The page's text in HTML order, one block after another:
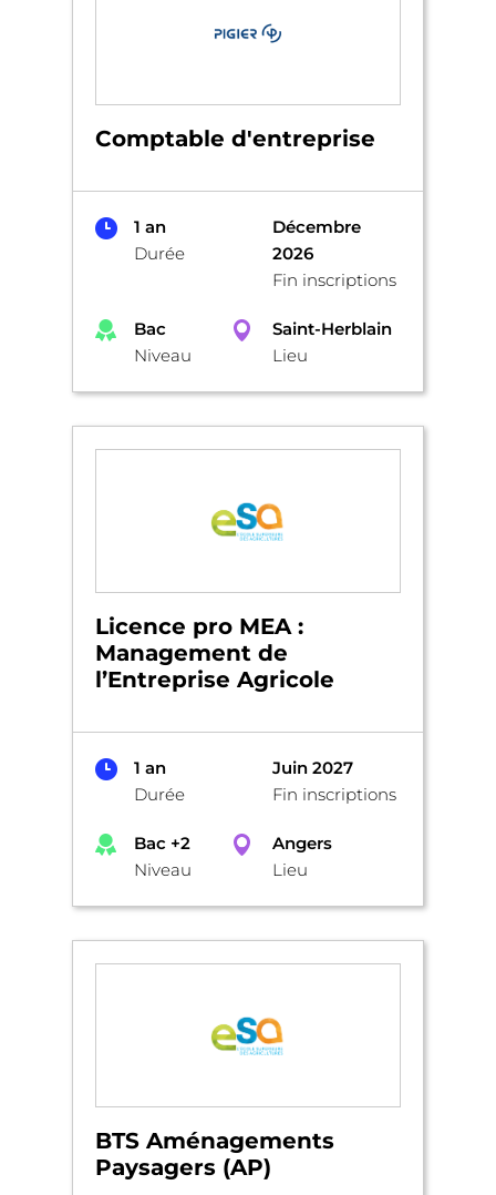
Comptable d'entreprise
1 an
Durée
Décembre
2026
Fin inscriptions
Bac
Niveau
Saint-Herblain
Lieu
Licence pro MEA :
Management de
l’Entreprise Agricole
1 an
Durée
Juin 2027
Fin inscriptions
Bac +2
Niveau
Angers
Lieu
BTS Aménagements
Paysagers (AP)